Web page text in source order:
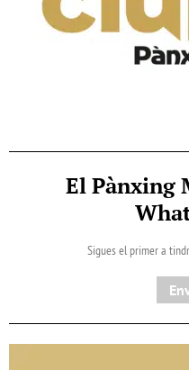
El Pànxing
Sigues el primer a